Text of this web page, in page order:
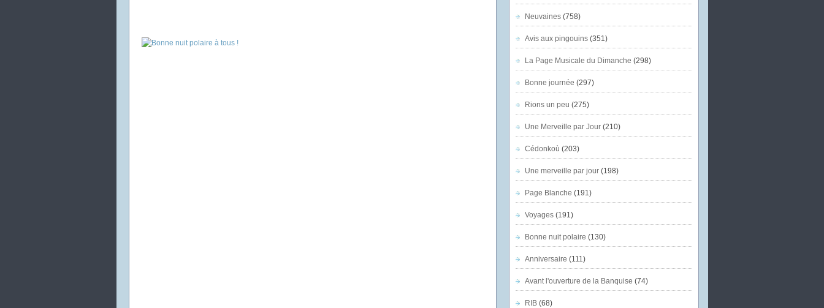
Neuvaines(758)
Avis aux pingouins(351)
La Page Musicale du Dimanche (298)
Bonne journée (297)
Rions un peu (275)
Une Merveille par Jour(210)
Cédonkoù (203)
Une merveille par jour(198)
Page Blanche (191)
Voyages(191)
Bonne nuit polaire (130)
Anniversaire (111)
Avant l'ouverture de la Banquise (74)
RIB(68)